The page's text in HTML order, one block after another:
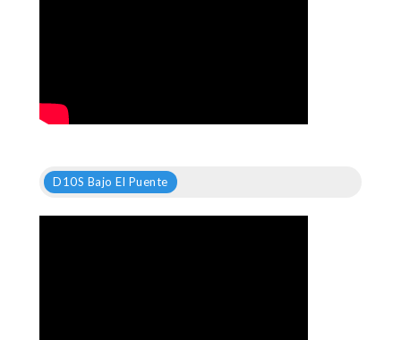
D10S Bajo El Puente